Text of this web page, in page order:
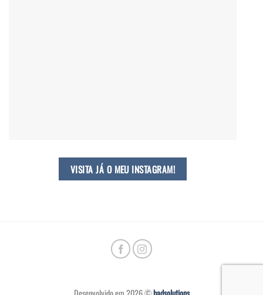
VISITA JÁ O MEU INSTAGRAM!